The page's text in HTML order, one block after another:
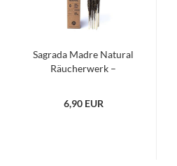
Sagrada Madre Natural
Räucherwerk –
6,90 EUR